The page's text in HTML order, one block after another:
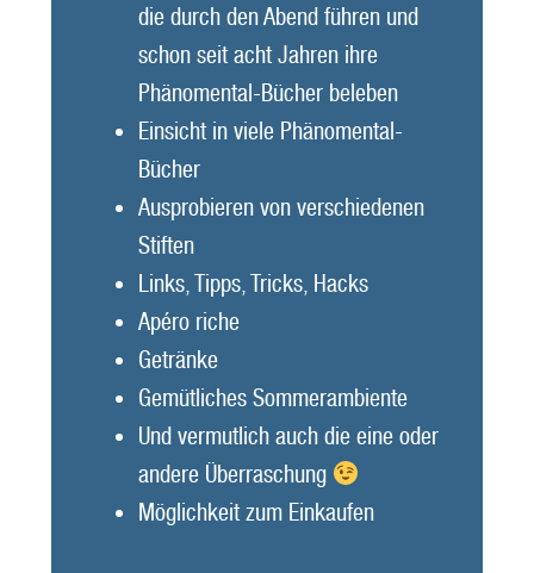
die durch den Abend führen und
schon seit acht Jahren ihre
Phänomental-Bücher beleben
Einsicht in viele Phänomental-
Bücher
Ausprobieren von verschiedenen
Stiften
Links, Tipps, Tricks, Hacks
Apéro riche
Getränke
Gemütliches Sommerambiente
Und vermutlich auch die eine oder
andere Überraschung
Möglichkeit zum Einkaufen